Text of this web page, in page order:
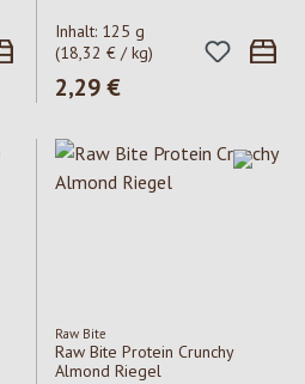
Inhalt: 125 g
(18,32 € / kg)
Regulärer Preis:
2,29 €
Raw Bite
Raw Bite Protein Crunchy
Almond Riegel